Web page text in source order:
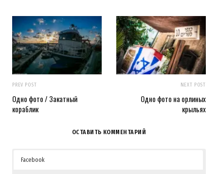
PREV POST
Одно фото / Закатный
кораблик
NEXT POST
Одно фото на орлиных
крыльях
ОСТАВИТЬ КОММЕНТАРИЙ
Facebook